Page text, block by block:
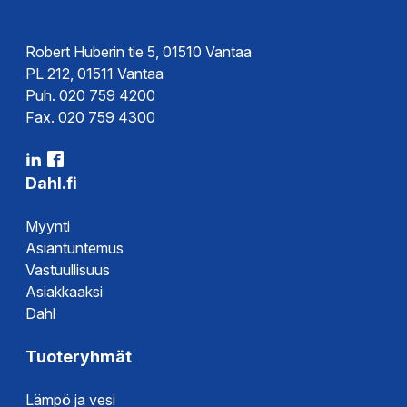
Robert Huberin tie 5, 01510 Vantaa
PL 212, 01511 Vantaa
Puh. 020 759 4200
Fax. 020 759 4300
Dahl.fi
Myynti
Asiantuntemus
Vastuullisuus
Asiakkaaksi
Dahl
Tuoteryhmät
Lämpö ja vesi